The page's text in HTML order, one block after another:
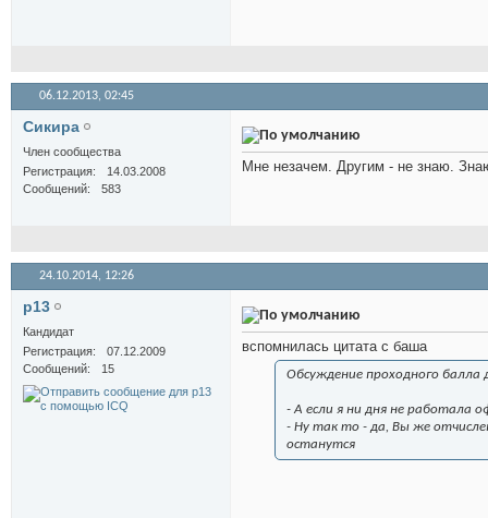
06.12.2013, 02:45
Сикира
Член сообщества
Регистрация
14.03.2008
Сообщений
583
Мне незачем. Другим - не знаю.
24.10.2014, 12:26
p13
Кандидат
Регистрация
07.12.2009
Сообщений
15
вспомнилась цитата с баша
Обсуждение проходного балла
- А если я ни дня не работала
- Ну так то - да, Вы же
останутся